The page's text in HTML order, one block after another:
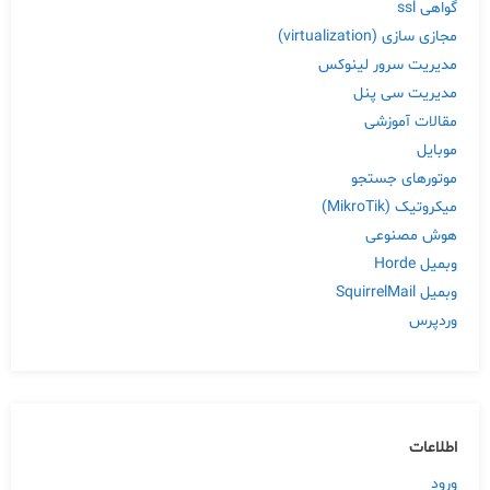
گواهی ssl
مجازی سازی (virtualization)
مدیریت سرور لینوکس
مدیریت سی پنل
مقالات آموزشی
موبایل
موتورهای جستجو
میکروتیک (MikroTik)
هوش مصنوعی
وبمیل Horde
وبمیل SquirrelMail
وردپرس
اطلاعات
ورود